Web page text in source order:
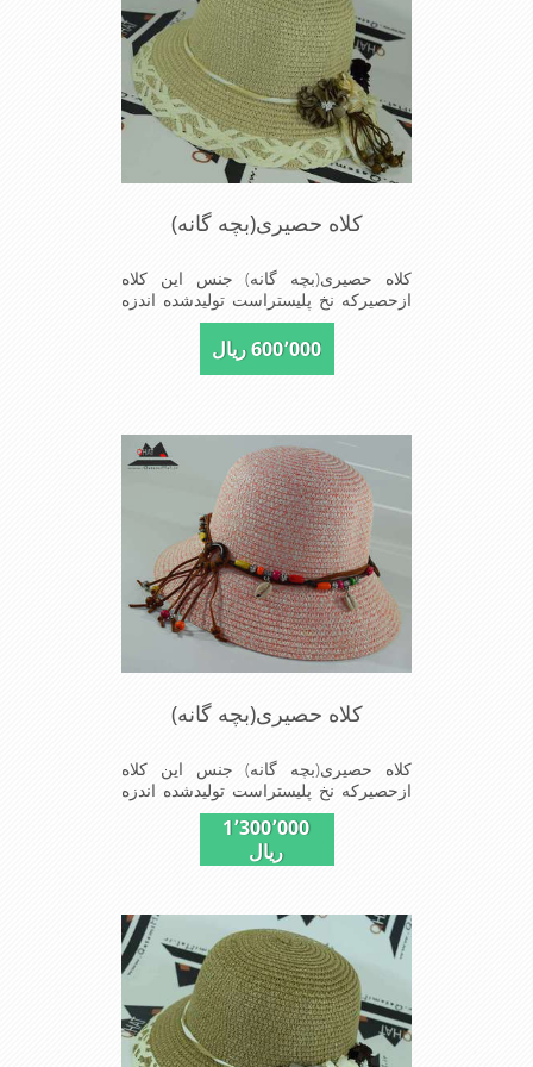
کلاه حصیری(بچه گانه)
کلاه حصیری(بچه گانه) جنس این کلاه
ازحصیرکه نخ پلیستراست تولیدشده اندزه
کلاه مخصوص دختربچه های شیک پوش
است سبک ودارای لبه های بلند برای جلو
600٬000 ریال
کلاه حصیری(بچه گانه)
کلاه حصیری(بچه گانه) جنس این کلاه
ازحصیرکه نخ پلیستراست تولیدشده اندزه
کلاه مخصوص دختربچه های شیک پوش
است سبک ودارای لبه های بلند برای جلو
1٬300٬000
ریال